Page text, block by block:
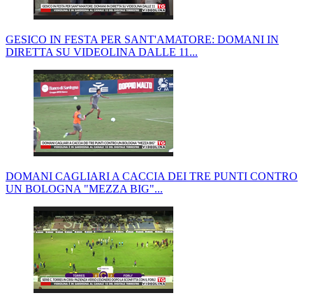
GESICO IN FESTA PER SANT'AMATORE: DOMANI IN
DIRETTA SU VIDEOLINA DALLE 11...
DOMANI CAGLIARI A CACCIA DEI TRE PUNTI CONTRO
UN BOLOGNA "MEZZA BIG"...